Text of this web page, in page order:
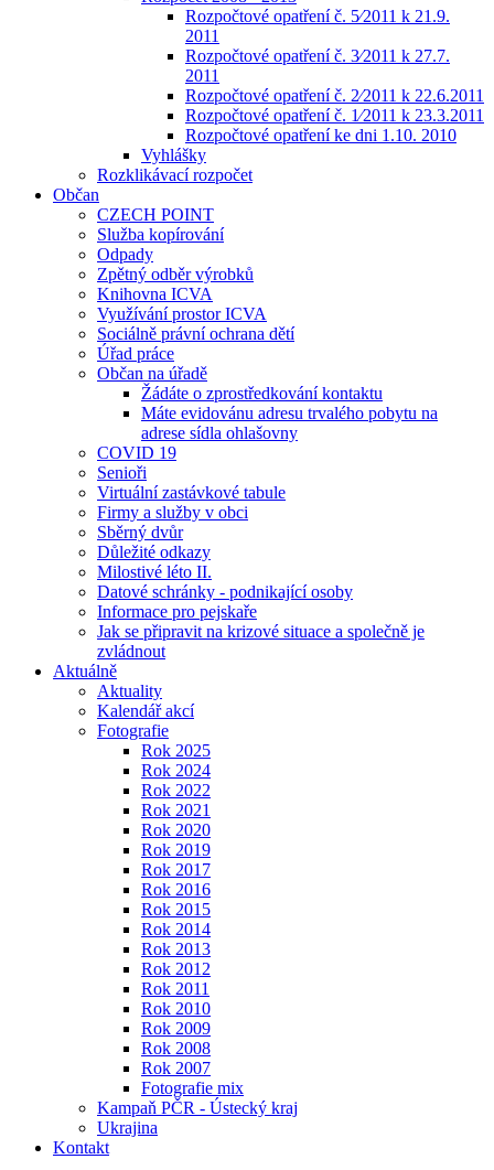
Rozpočtové opatření č. 5⁄2011 k 21.9.
2011
Rozpočtové opatření č. 3⁄2011 k 27.7.
2011
Rozpočtové opatření č. 2⁄2011 k 22.6.2011
Rozpočtové opatření č. 1⁄2011 k 23.3.2011
Rozpočtové opatření ke dni 1.10. 2010
Vyhlášky
Rozklikávací rozpočet
Občan
CZECH POINT
Služba kopírování
Odpady
Zpětný odběr výrobků
Knihovna ICVA
Využívání prostor ICVA
Sociálně právní ochrana dětí
Úřad práce
Občan na úřadě
Žádáte o zprostředkování kontaktu
Máte evidovánu adresu trvalého pobytu na
adrese sídla ohlašovny
COVID 19
Senioři
Virtuální zastávkové tabule
Firmy a služby v obci
Sběrný dvůr
Důležité odkazy
Milostivé léto II.
Datové schránky - podnikající osoby
Informace pro pejskaře
Jak se připravit na krizové situace a společně je
zvládnout
Aktuálně
Aktuality
Kalendář akcí
Fotografie
Rok 2025
Rok 2024
Rok 2022
Rok 2021
Rok 2020
Rok 2019
Rok 2017
Rok 2016
Rok 2015
Rok 2014
Rok 2013
Rok 2012
Rok 2011
Rok 2010
Rok 2009
Rok 2008
Rok 2007
Fotografie mix
Kampaň PČR - Ústecký kraj
Ukrajina
Kontakt